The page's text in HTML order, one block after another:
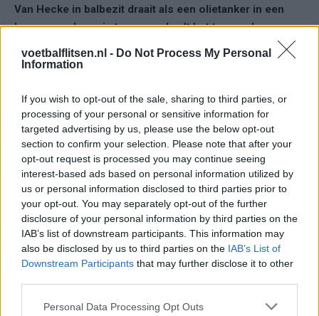
voetbalflitsen.nl - Do Not Process My Personal
Information
If you wish to opt-out of the sale, sharing to third parties, or
processing of your personal or sensitive information for
targeted advertising by us, please use the below opt-out
section to confirm your selection. Please note that after your
opt-out request is processed you may continue seeing
interest-based ads based on personal information utilized by
us or personal information disclosed to third parties prior to
your opt-out. You may separately opt-out of the further
disclosure of your personal information by third parties on the
IAB’s list of downstream participants. This information may
also be disclosed by us to third parties on the IAB’s List of
Downstream Participants that may further disclose it to other
Personal Data Processing Opt Outs
Van Hecke in balbezit draait als een olietanker in een
haven; zonder enig tempo en haalt het tempo daarmee
Ondanks de kritische geluiden staat Oranje na 45 minuten wel
op een comfortabele 0-2 voorsprong en ligt het op koers
voor een plek in de knock-outfase van het WK.
Oranje-fans gaan viraal
Ajax Feyenoord PSV
Ajax ziet kans schoon: strijd om Van Rooij barst
boven Oranje